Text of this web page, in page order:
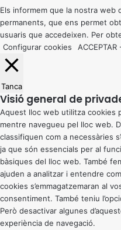
button
Els informem que la nostra web
permanents, que ens permet
usuaris que accedeixen. Per
Configurar cookies
ACCEPTAR
Tanca
Visió general de
Aquest lloc web utilitza cookies
mentre navegueu pel lloc web.
classifiquen com a necessàries
ja que són essencials per al
bàsiques del lloc web. També
ajuden a analitzar i entendre
cookies s’emmagatzemaran al
consentiment. També teniu
Però desactivar algunes
experiència de navegació.